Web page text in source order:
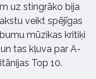
uz stingrāko bija
veikt spējīgas
mūzikas kritiķi
tas kļuva par A-
Top 10.